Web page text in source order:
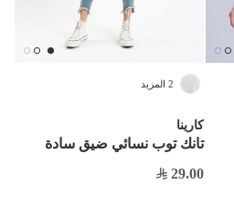
كارينا
تانك توب نسائي ضيق سادة
29.00
2 المزيد